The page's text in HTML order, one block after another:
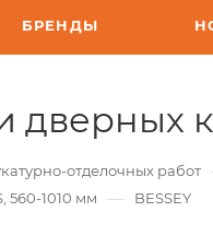
БРЕНДЫ
отделочных работ
560-1010 мм — BESSEY